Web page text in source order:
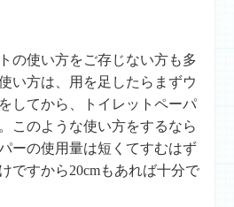
の使い方をご存じない方も多
い方は、用を足したらまずウ
してから、トイレットペーパ
このような使い方をするなら
ーの使用量は短くてすむはず
ですから20cmもあれば十分で